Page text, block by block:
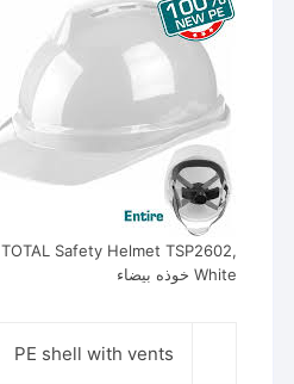
TOTAL Safety Helmet TSP2602,
White خوذه بيضاء
PE shell with vents